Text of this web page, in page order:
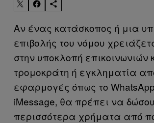
Αν ένας κατάσκοπος ή μια
επιβολής του νόμου
στην υποκλοπή επικοινωνιών
τρομοκράτη ή εγκληματία
εφαρμογές όπως το
iMessage, θα πρέπει να
περισσότερα χρήματα από